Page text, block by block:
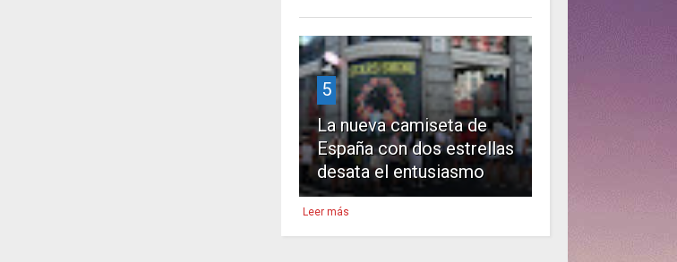
5
La nueva camiseta de
España con dos estrellas
desata el entusiasmo
Leer más